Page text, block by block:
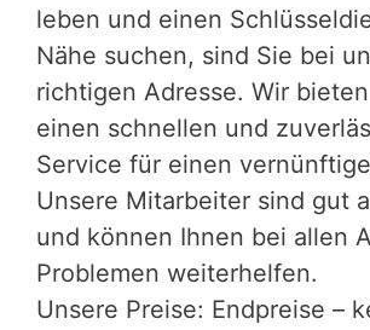
leben und einen
Nähe suchen, sind Sie bei
richtigen Adresse. Wir
einen schnellen und
Service für einen
Unsere Mitarbeiter sind gut
und können Ihnen bei allen
Problemen weiterhelfen.
Unsere Preise: Endpreise –